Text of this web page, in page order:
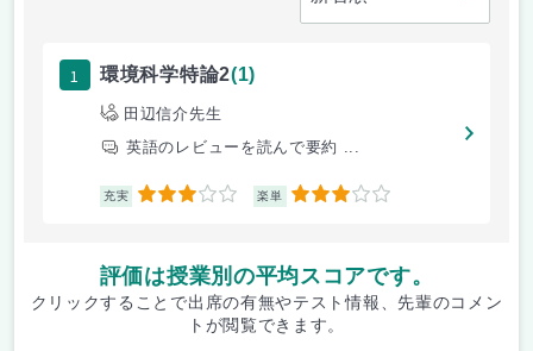
1 環境科学特論2(1)
田辺信介先生
英語のレビューを読んで要約 ...
充実 3 楽単 3
評価は授業別の平均スコアです。
クリックすることで出席の有無やテスト情報、先輩のコメン
トが閲覧できます。